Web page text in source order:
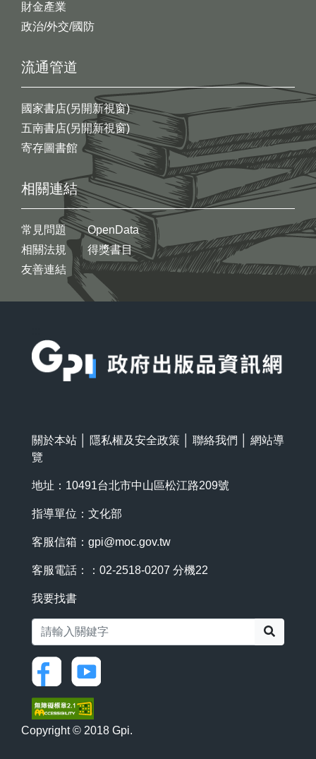
財金產業
政治/外交/國防
流通管道
國家書店(另開新視窗)
五南書店(另開新視窗)
寄存圖書館
相關連結
常見問題
相關法規
友善連結
OpenData
得獎書目
關於本站 隱私權及安全政策 聯絡我們
網站導
覽
地址：10491台北市中山區松江路209號
指導單位：文化部
客服信箱： gpi@moc.gov.tw
客服電話：：02-2518-0207 分機22
我要找書
Copyright © 2018 Gpi.